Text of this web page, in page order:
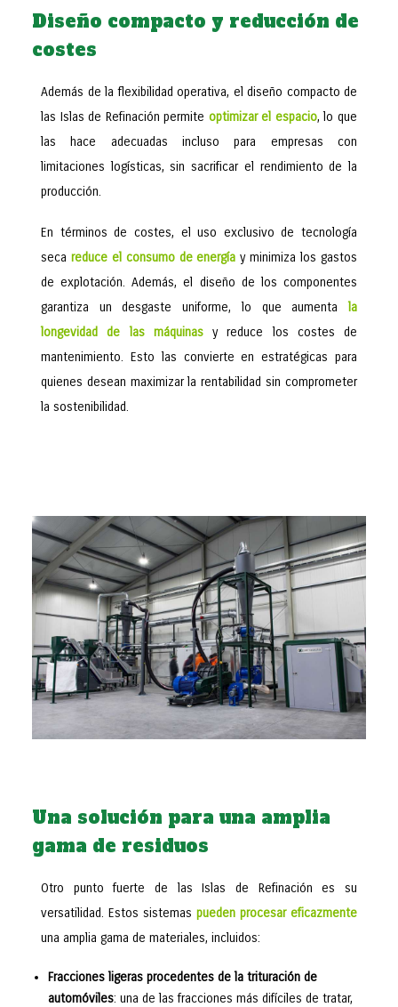
Diseño compacto y reducción de
costes
Además de la flexibilidad operativa, el diseño compacto de
las Islas de Refinación permite optimizar el espacio, lo que
las hace adecuadas incluso para empresas con
limitaciones logísticas, sin sacrificar el rendimiento de la
producción.
En términos de costes, el uso exclusivo de tecnología
seca reduce el consumo de energía y minimiza los gastos
de explotación. Además, el diseño de los componentes
garantiza un desgaste uniforme, lo que aumentala
longevidad de las máquinasy reduce los costes de
mantenimiento. Esto las convierte en estratégicas para
quienes desean maximizar la rentabilidad sin comprometer
la sostenibilidad.
Una solución para una amplia
gama de residuos
Otro punto fuerte de las Islas de Refinación es su
versatilidad. Estos sistemas pueden procesar eficazmente
una amplia gama de materiales, incluidos:
Fracciones ligeras procedentes de la trituración de
automóviles: una de las fracciones más difíciles de tratar,